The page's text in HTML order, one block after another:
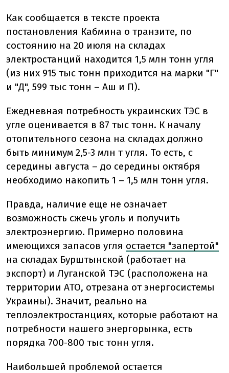
Как сообщается в тексте проекта
постановления Кабмина о транзите, по
состоянию на 20 июля на складах
электростанций находится 1,5 млн тонн угля
(из них 915 тыс тонн приходится на марки "Г"
и "Д", 599 тыс тонн – Аш и П).
Ежедневная потребность украинских ТЭС в
угле оценивается в 87 тыс тонн. К началу
отопительного сезона на складах должно
быть минимум 2,5-3 млн т угля. То есть, с
середины августа – до середины октября
необходимо накопить 1 – 1,5 млн тонн угля.
Правда, наличие еще не означает
возможность сжечь уголь и получить
электроэнергию. Примерно половина
имеющихся запасов угля остается "запертой"
на складах Бурштынской (работает на
экспорт) и Луганской ТЭС (расположена на
территории АТО, отрезана от энергосистемы
Украины). Значит, реально на
теплоэлектростанциях, которые работают на
потребности нашего энергорынка, есть
порядка 700-800 тыс тонн угля.
Наибольшей проблемой остается